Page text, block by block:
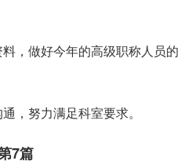
，做好今年的高级职称人员的
，努力满足科室要求。
7篇